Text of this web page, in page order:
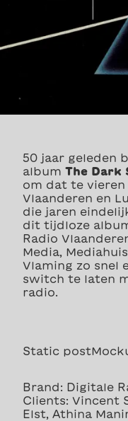
50 jaar geleden
album The Dark
om dat te vieren
Vlaanderen en
die jaren
dit tijdloze
Radio
Media,
Vlaming zo snel
switch te laten
radio.
Static
Brand: Digitale
Clients: Vincent
Elst, Athina